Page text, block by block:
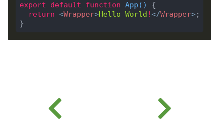
export default function App ( )
return <Wrapper>Hello World !</Wrapper>